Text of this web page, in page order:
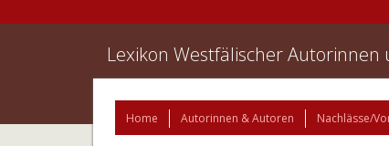
Lexikon Westfälischer Autorinnen
Home Autorinnen & Autoren Nachlässe/